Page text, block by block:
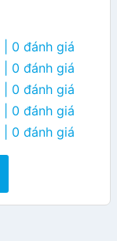
| 0 đánh giá
| 0 đánh giá
| 0 đánh giá
| 0 đánh giá
| 0 đánh giá